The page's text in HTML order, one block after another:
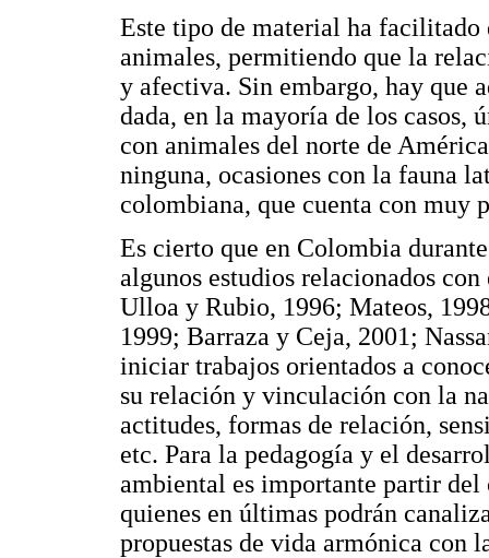
Este tipo de material ha facilitado
animales, permitiendo que la
y afectiva. Sin embargo, hay que
dada, en la mayoría de los casos,
con animales del norte de
ninguna, ocasiones con la fauna
colombiana, que cuenta con muy
Es cierto que en Colombia
algunos estudios relacionados
Ulloa y Rubio, 1996; Mateos,
1999; Barraza y Ceja, 2001;
iniciar trabajos orientados a
su relación y vinculación con la
actitudes, formas de relación,
etc. Para la pedagogía y el
ambiental es importante partir
quienes en últimas podrán
propuestas de vida armónica con